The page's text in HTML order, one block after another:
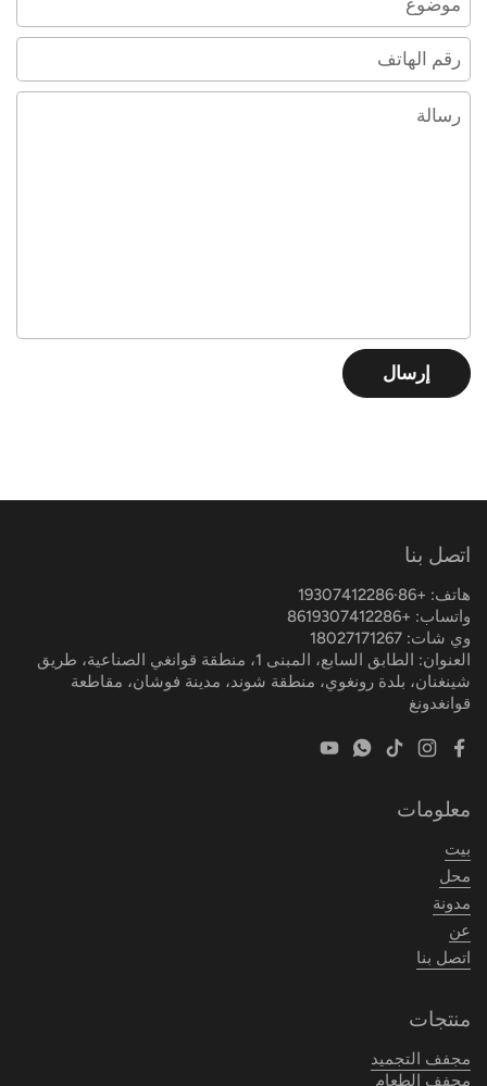
رقم الهاتف
إرسال
اتصل بنا
هاتف: +86·19307412286
واتساب: +8619307412286
وي شات: 18027171267
العنوان: الطابق السابع، المبنى 1، منطقة قوانغي الصناعية، طريق
شينغنان، بلدة رونغوي، منطقة شوند، مدينة فوشان، مقاطعة
قوانغدونغ
Facebook
Instagram
TikTok
WhatsApp
YouTube
معلومات
بيت
محل
مدونة
عن
اتصل بنا
منتجات
مجفف التجميد
مجفف الطعام